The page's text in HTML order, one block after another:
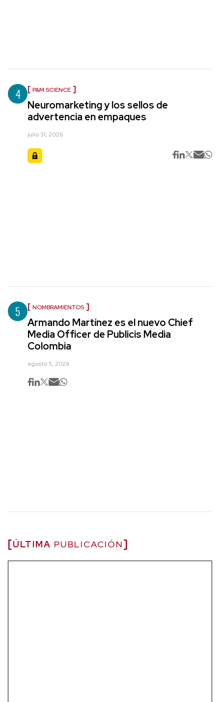
4 P&M SCIENCE
Neuromarketing y los sellos de
advertencia en empaques
julio 31, 2026
5 NOMBRAMIENTOS
Armando Martínez es el nuevo Chief
Media Officer de Publicis Media
Colombia
agosto 5, 2026
ÚLTIMA PUBLICACIÓN